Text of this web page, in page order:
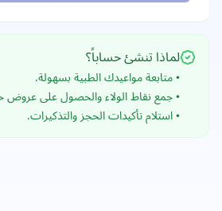
لماذا تنشئ حساباً؟
• متابعة مواعيدك الطبية بسهولة.
• جمع نقاط الولاء والحصول على عروض
• استلام تأكيدات الحجز والتذكيرات.